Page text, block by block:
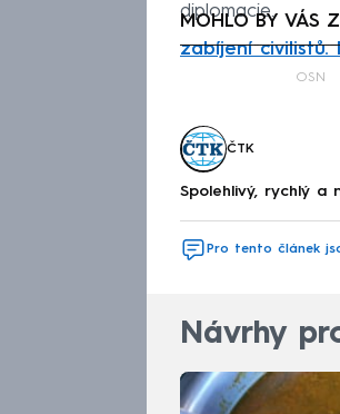
diplomacie.
MOHLO BY VÁS
zabíjení civilistů.
OSN
ČTK
Spolehlivý, rychlý a
Pro tento článek
Návrhy